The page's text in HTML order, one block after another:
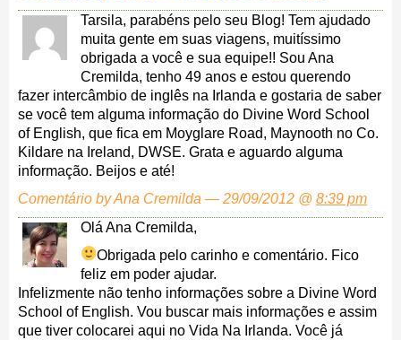
Tarsila, parabéns pelo seu Blog! Tem ajudado
muita gente em suas viagens, muitíssimo
obrigada a você e sua equipe!! Sou Ana
Cremilda, tenho 49 anos e estou querendo
fazer intercâmbio de inglês na Irlanda e gostaria de saber
se você tem alguma informação do Divine Word School
of English, que fica em Moyglare Road, Maynooth no Co.
Kildare na Ireland, DWSE. Grata e aguardo alguma
informação. Beijos e até!
Comentário by Ana Cremilda — 29/09/2012 @ 8:39 pm
Olá Ana Cremilda,
Obrigada pelo carinho e comentário. Fico
feliz em poder ajudar.
Infelizmente não tenho informações sobre a Divine Word
School of English. Vou buscar mais informações e assim
que tiver colocarei aqui no Vida Na Irlanda. Você já